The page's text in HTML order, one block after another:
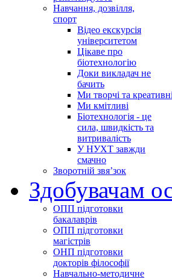
Навчання, дозвілля,
спорт
Відео екскурсія
університетом
Цікаве про
біотехнологію
Доки викладач не
бачить
Ми творчі та креативні
Ми кмітливі
Біотехнологія - це
сила, швидкість та
витривалість
У НУХТ завжди
смачно
Зворотній звя’зок
Здобувачам
ОПП підготовки
бакалаврів
ОПП підготовки
магістрів
ОНП підготовки
докторів філософії
Навчально-методичне